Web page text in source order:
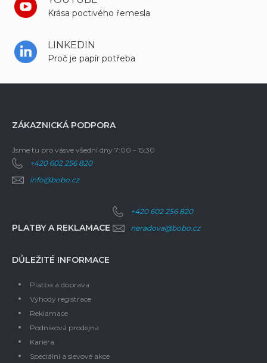
Krása poctivého řemesla
LINKEDIN
Proč je papír potřeba
ZÁKAZNICKÁ PODPORA
Jsme tu pro vásve všední dny 7:00 - 15:30
+420 602 256 820
info@bobo.cz
PLATBY A REKLAMACE
+420 602 256 820
neradova@bobo.cz
DŮLEŽITÉ INFORMACE
Platba a doprava
Výhody registrace
Reklamace
Podniková prodejna
Kariéra
Speciální a slevové akce